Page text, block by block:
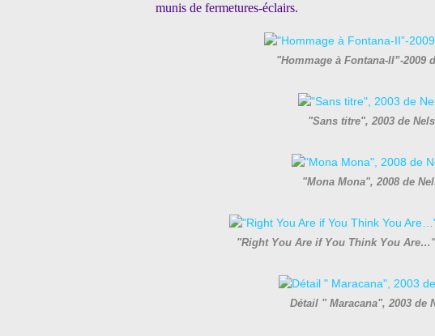
munis de fermetures-éclairs.
"Hommage à Fontana-II”-2009
"Sans titre", 2003 de
"Mona Mona", 2008 de
"Right You Are if You Think You
Détail " Maracana", 2003 de